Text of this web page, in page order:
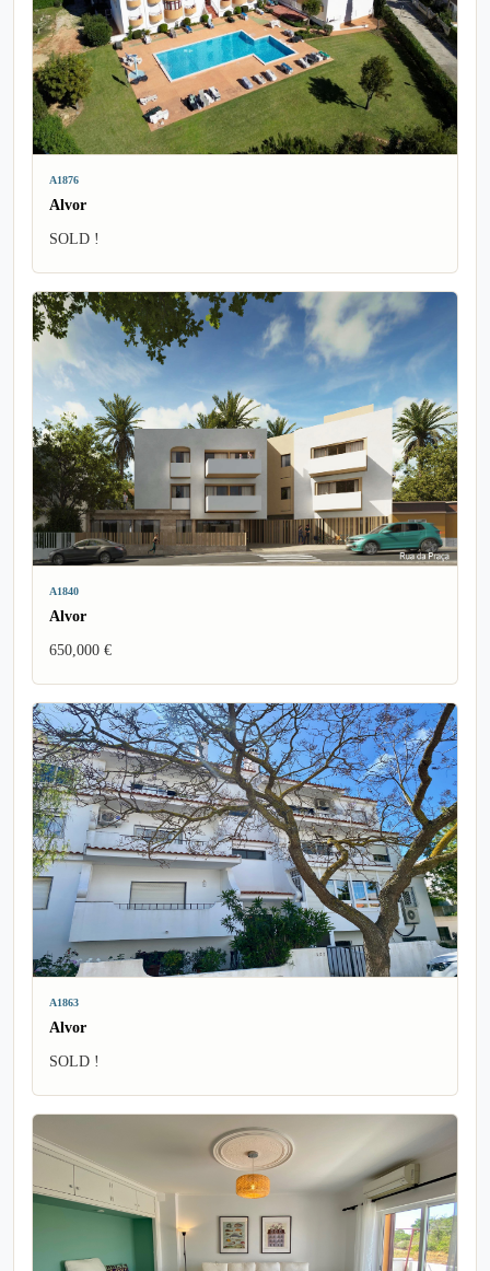
A1876
Alvor
SOLD !
A1840
Alvor
650,000 €
A1863
Alvor
SOLD !